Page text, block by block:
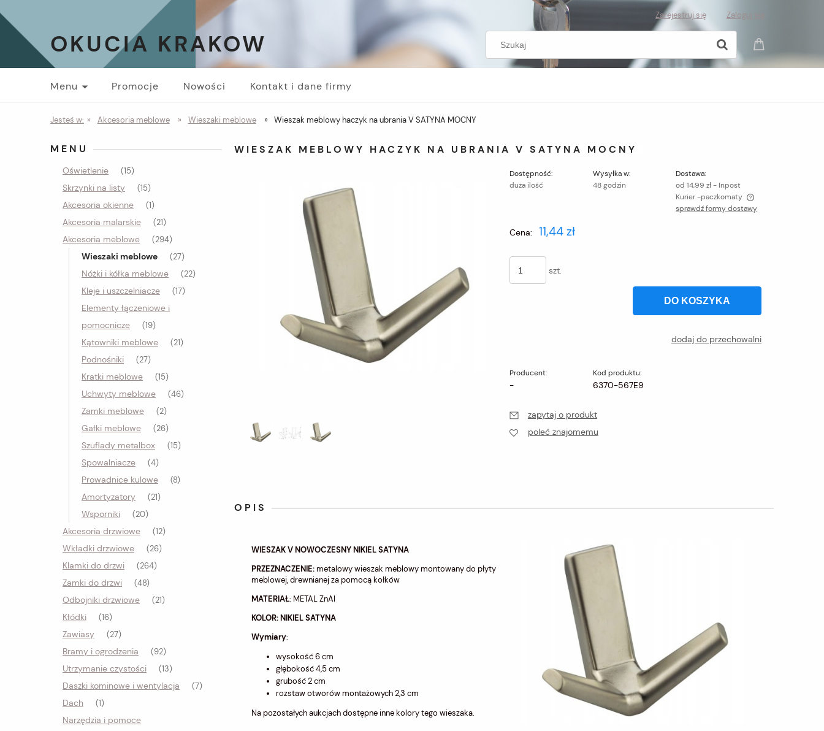
Zarejestruj się Zaloguj się
OKUCIA KRAKOW
Menu Promocje Nowości Kontakt i dane firmy
Jesteś w: » Akcesoria meblowe » Wieszaki meblowe » Wieszak meblowy haczyk na ubrania V SATYNA MOCNY
MENU
Oświetlenie (15)
Skrzynki na listy (15)
Akcesoria okienne (1)
Akcesoria malarskie (21)
Akcesoria meblowe (294)
Wieszaki meblowe (27)
Nóżki i kółka meblowe (22)
Kleje i uszczelniacze (17)
Elementy łączeniowe i
pomocnicze
(19)
Kątowniki meblowe (21)
Podnośniki (27)
Kratki meblowe (15)
Uchwyty meblowe (46)
Zamki meblowe (2)
Gałki meblowe (26)
Szuflady metalbox (15)
Spowalniacze (4)
Prowadnice kulowe (8)
Amortyzatory (21)
Wsporniki (20)
Akcesoria drzwiowe (12)
Wkładki drzwiowe (26)
Klamki do drzwi (264)
Zamki do drzwi (48)
Odbojniki drzwiowe (21)
Kłódki (16)
Zawiasy (27)
Bramy i ogrodzenia (92)
Utrzymanie czystości (13)
Daszki kominowe i wentylacja (7)
Dach (1)
Narzędzia i pomoce
WIESZAK MEBLOWY HACZYK NA UBRANIA V SATYNA MOCNY
Dostępność:
duża ilość
Wysyłka w:
48 godzin
Dostawa:
od 14,99 zł - Inpost
Kurier -paczkomaty
sprawdź formy dostawy
Cena: 11,44 zł
szt.
DO KOSZYKA
dodaj do przechowalni
Producent:
-
Kod produktu:
6370-567E9
zapytaj o produkt
poleć znajomemu
OPIS
WIESZAK V NOWOCZESNY NIKIEL SATYNA
PRZEZNACZENIE:metalowy wieszak meblowy montowany do płyty
meblowej, drewnianej za pomocą kołków
MATERIAŁ: METAL ZnAl
KOLOR: NIKIEL SATYNA
Wymiary:
wysokość 6 cm
głębokość 4,5 cm
grubość 2 cm
rozstaw otworów montażowych 2,3 cm
Na pozostałych aukcjach dostępne inne kolory tego wieszaka.